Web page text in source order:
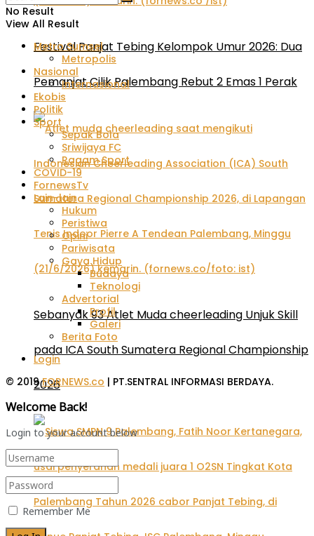
Festival Panjat Tebing Kelompok Umur 2026: Dua
Pemanjat Cilik Palembang Rebut 2 Emas 1 Perak
Sebanyak 93 Atlet Muda cheerleading Unjuk Skill
pada ICA South Sumatera Regional Championship
2026
No Result
View All Result
Metro Sumsel
Metropolis
Nasional
Internasional
Ekobis
Politik
Sport
Sepak Bola
Sriwijaya FC
Ragam Sport
COVID-19
FornewsTv
Lain-lain
Hukum
Peristiwa
Opini
Pariwisata
Gaya Hidup
Budaya
Teknologi
Advertorial
Profil
Galeri
Berita Foto
Login
© 2019FORNEWS.co | PT.SENTRAL INFORMASI BERDAYA.
Welcome Back!
Login to your account below
Remember Me